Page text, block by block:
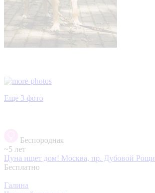
Еще 3 фото
Беспородная
~5 лет
Цуна ищет дом! Москва, пр. Дубовой Рощи
Бесплатно
Галина